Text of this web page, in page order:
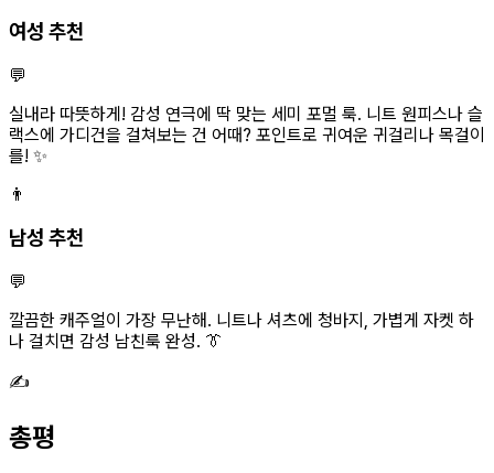
여성 추천
💬
실내라 따뜻하게! 감성 연극에 딱 맞는 세미 포멀 룩. 니트 원피스나 슬
랙스에 가디건을 걸쳐보는 건 어때? 포인트로 귀여운 귀걸리나 목걸이
를! ✨
👨
남성 추천
💬
깔끔한 캐주얼이 가장 무난해. 니트나 셔츠에 청바지, 가볍게 자켓 하
나 걸치면 감성 남친룩 완성. 👔
✍️
총평